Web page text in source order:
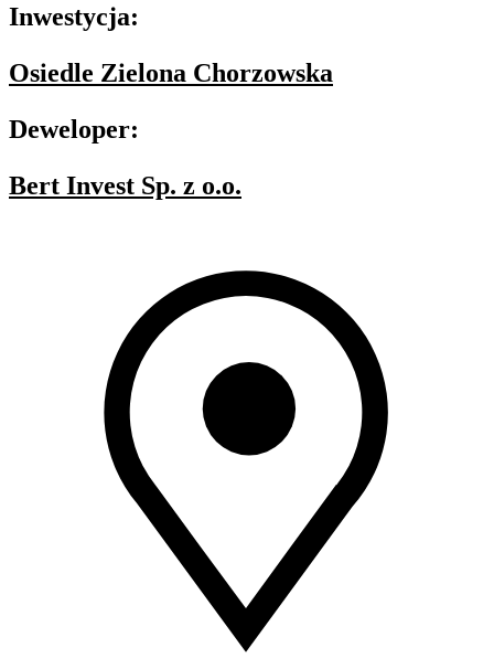
Inwestycja:
Osiedle Zielona Chorzowska
Deweloper:
Bert Invest Sp. z o.o.